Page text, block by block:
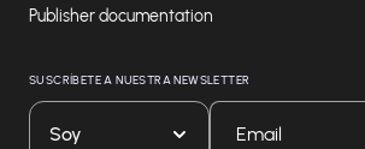
Publisher documentation
SUSCRÍBETE A NUESTRA NEWSLETTER
Soy